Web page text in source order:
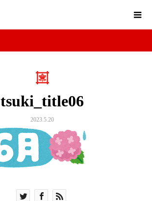
tsuki_title06
2023.5.20